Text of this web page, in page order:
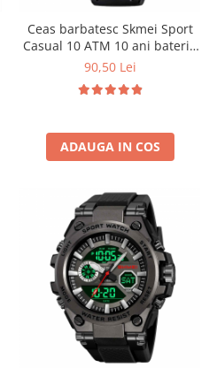
Ceas barbatesc Skmei Sport
Casual 10 ATM 10 ani baterie
Negru
90,50 Lei
ADAUGA IN COS